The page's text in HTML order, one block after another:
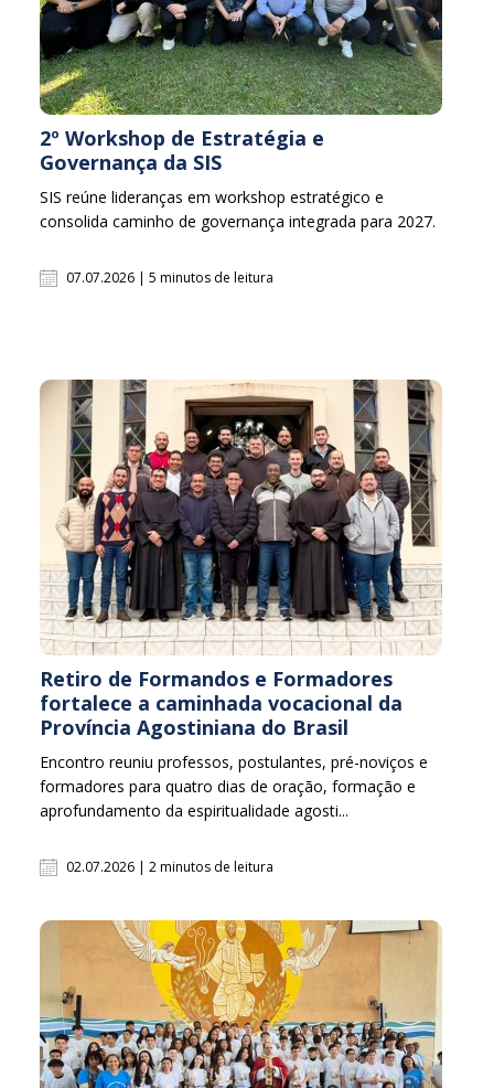
2º Workshop de Estratégia e
Governança da SIS
SIS reúne lideranças em workshop estratégico e
consolida caminho de governança integrada para 2027.
07.07.2026 | 5 minutos de leitura
Retiro de Formandos e Formadores
fortalece a caminhada vocacional da
Província Agostiniana do Brasil
Encontro reuniu professos, postulantes, pré-noviços e
formadores para quatro dias de oração, formação e
aprofundamento da espiritualidade agosti...
02.07.2026 | 2 minutos de leitura